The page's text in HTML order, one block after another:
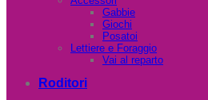
Gabbie
Giochi
Posatoi
Lettiere e Foraggio
Vai al reparto
Roditori